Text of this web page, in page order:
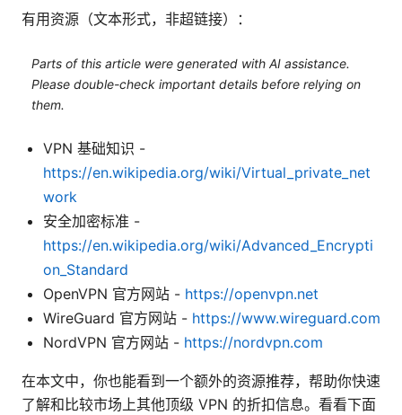
有用资源（文本形式，非超链接）：
Parts of this article were generated with AI assistance.
Please double-check important details before relying on
them.
VPN 基础知识 -
https://en.wikipedia.org/wiki/Virtual_private_net
work
安全加密标准 -
https://en.wikipedia.org/wiki/Advanced_Encrypti
on_Standard
OpenVPN 官方网站 - https://openvpn.net
WireGuard 官方网站 - https://www.wireguard.com
NordVPN 官方网站 - https://nordvpn.com
在本文中，你也能看到一个额外的资源推荐，帮助你快速
了解和比较市场上其他顶级 VPN 的折扣信息。看看下面